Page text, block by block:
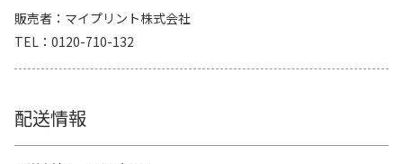
販売者
マイプリント株式会社
TEL
0120-710-132
配送情報